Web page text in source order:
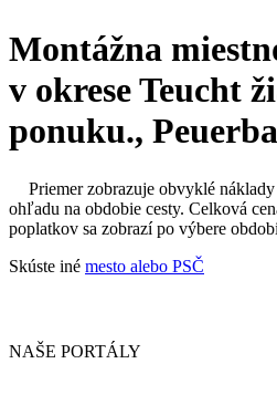
Montážna
v okrese Teucht
ponuku.,
Priemer zobrazuje obvyklé
ohľadu na obdobie cesty. Celková
poplatkov sa zobrazí po výbere
Skúste iné mesto alebo PSČ
NAŠE PORTÁLY